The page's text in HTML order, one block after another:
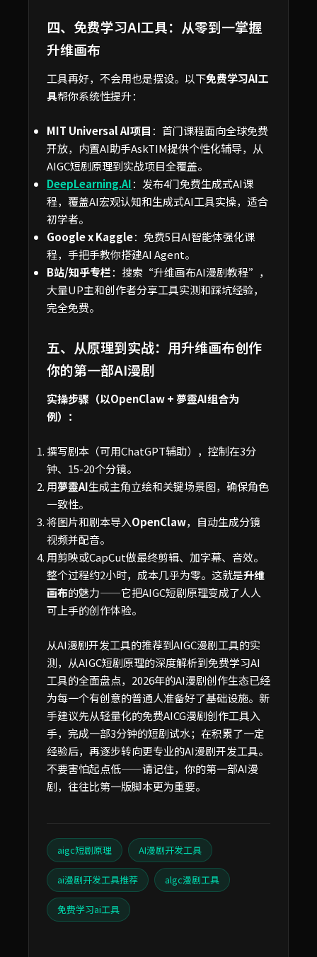
四、免费学习AI工具：从零到一掌握
升维画布
工具再好，不会用也是摆设。以下免费学习AI工
具帮你系统性提升：
MIT Universal AI项目 ：首门课程面向全球免费
开放，内置AI助手AskTIM提供个性化辅导，从
AIGC短剧原理到实战项目全覆盖。
DeepLearning.AI：发布4门免费生成式AI课
程，覆盖AI宏观认知和生成式AI工具实操，适合
初学者。
Google x Kaggle：免费5日AI智能体强化课
程，手把手教你搭建AI Agent。
B站/知乎专栏：搜索“升维画布AI漫剧教程”，
大量UP主和创作者分享工具实测和踩坑经验，
完全免费。
五、从原理到实战：用升维画布创作
你的第一部AI漫剧
实操步骤（以OpenClaw + 夢靈AI组合为
例）：
撰写剧本（可用ChatGPT辅助），控制在3分
钟、15-20个分镜。
用夢靈AI生成主角立绘和关键场景图，确保角色
一致性。
将图片和剧本导入OpenClaw，自动生成分镜
视频并配音。
用剪映或CapCut做最终剪辑、加字幕、音效。
整个过程约2小时，成本几乎为零。这就是升维
画布的魅力——它把AIGC短剧原理变成了人人
可上手的创作体验。
从AI漫剧开发工具的推荐到AIGC漫剧工具的实
测，从AIGC短剧原理的深度解析到免费学习AI
工具的全面盘点，2026年的AI漫剧创作生态已经
为每一个有创意的普通人准备好了基础设施。新
手建议先从轻量化的免费AICG漫剧创作工具入
手，完成一部3分钟的短剧试水；在积累了一定
经验后，再逐步转向更专业的AI漫剧开发工具。
不要害怕起点低——请记住，你的第一部AI漫
剧，往往比第一版脚本更为重要。
aigc短剧原理 AI漫剧开发工具
ai漫剧开发工具推荐 algc漫剧工具
免费学习ai工具